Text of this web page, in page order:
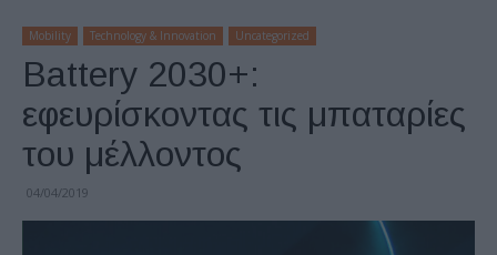
Mobility Technology & Innovation Uncategorized
Battery 2030+:
εφευρίσκοντας τις μπαταρίες
του μέλλοντος
04/04/2019